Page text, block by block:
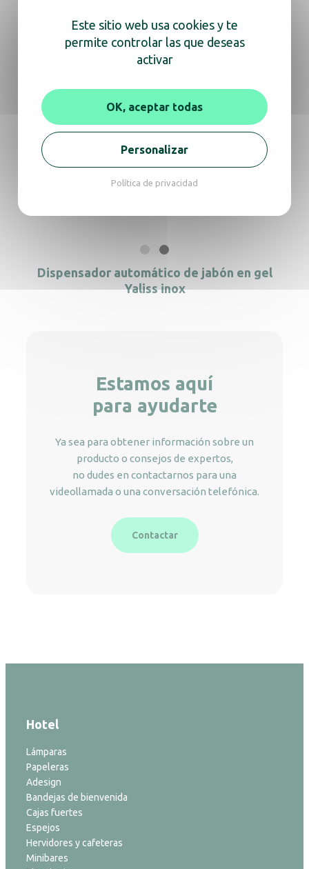
Dispensador de jabón en espuma Yaliss
automático negro mate
Dispensador de espuma Yaliss inox
Dispensador Yaliss jabón en gel automático
Dispensador automático de jabón en gel
Yaliss inox
Estamos aquí
para ayudarte
Ya sea para obtener información sobre un
producto o consejos de expertos,
no dudes en contactarnos para una
videollamada o una conversación telefónica.
Contactar
Hotel
Lámparas
Papeleras
Adesign
Bandejas de bienvenida
Cajas fuertes
Espejos
Hervidores y cafeteras
Minibares
Este sitio web usa cookies y te
permite controlar las que deseas
activar
OK, aceptar todas
Personalizar
Política de privacidad